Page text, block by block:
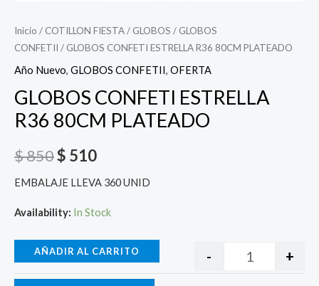
Inicio / COTILLON FIESTA/ GLOBOS / GLOBOS
CONFETII / GLOBOS CONFETI ESTRELLA R36 80CM PLATEADO
Año Nuevo, GLOBOS CONFETII, OFERTA
GLOBOS CONFETI ESTRELLA
R36 80CM PLATEADO
$850$ 510
EMBALAJE LLEVA 360 UNID
Availability: In Stock
- +
AÑADIR AL CARRITO